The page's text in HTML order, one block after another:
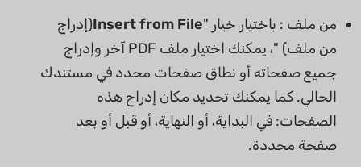
من ملف : باختيار خيار "Insert from File(إدراج
من ملف) "، يمكنك اختيار ملف PDF آخر وإدراج
جميع صفحاته أو نطاق صفحات محدد في مستندك
الحالي. كما يمكنك تحديد مكان إدراج هذه
الصفحات: في البداية، أو النهاية، أو قبل أو بعد
صفحة محددة.